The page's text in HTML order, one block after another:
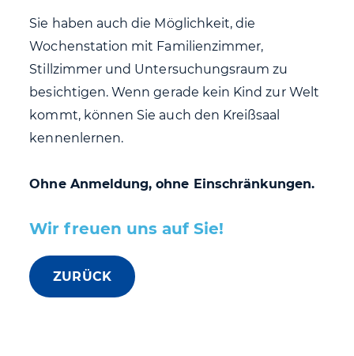
Sie haben auch die Möglichkeit, die
Wochenstation mit Familienzimmer,
Stillzimmer und Untersuchungsraum zu
besichtigen. Wenn gerade kein Kind zur Welt
kommt, können Sie auch den Kreißsaal
kennenlernen.
Ohne Anmeldung, ohne Einschränkungen.
Wir freuen uns auf Sie!
ZURÜCK